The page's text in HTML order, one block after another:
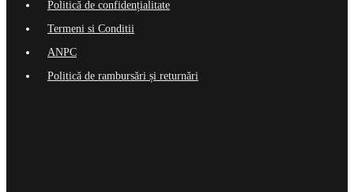
Politică de confidențialitate
Termeni si Conditii
ANPC
Politică de rambursări și returnări